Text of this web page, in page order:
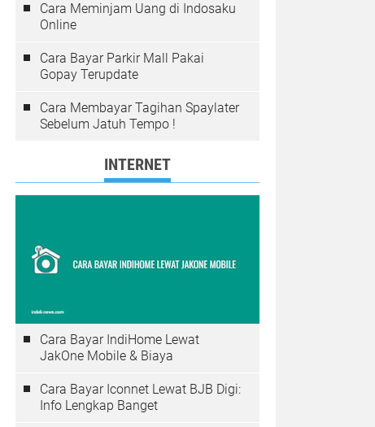
Cara Meminjam Uang di Indosaku
Online
Cara Bayar Parkir Mall Pakai
Gopay Terupdate
Cara Membayar Tagihan Spaylater
Sebelum Jatuh Tempo !
INTERNET
Cara Bayar IndiHome Lewat
JakOne Mobile & Biaya
Cara Bayar Iconnet Lewat BJB Digi:
Info Lengkap Banget